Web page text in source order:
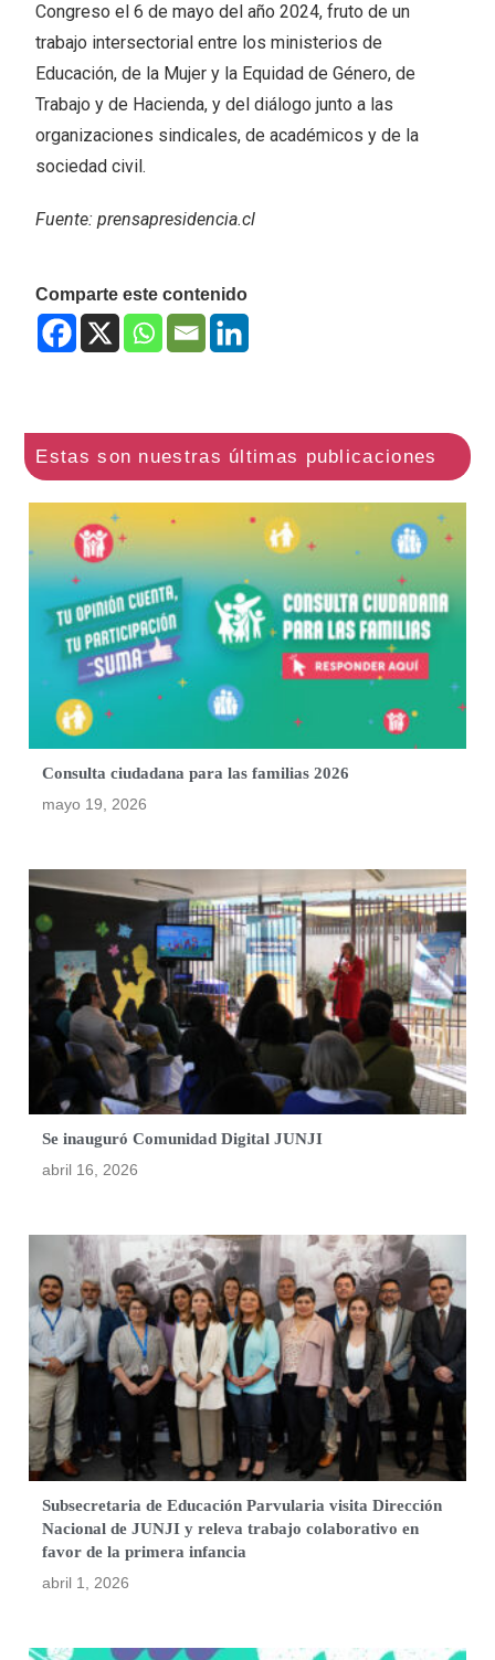
Congreso el 6 de mayo del año 2024, fruto de un
trabajo intersectorial entre los ministerios de
Educación, de la Mujer y la Equidad de Género, de
Trabajo y de Hacienda, y del diálogo junto a las
organizaciones sindicales, de académicos y de la
sociedad civil.
Fuente: prensapresidencia.cl
Comparte este contenido
Consulta ciudadana para las familias 2026
mayo 19, 2026
Se inauguró Comunidad Digital JUNJI
abril 16, 2026
Subsecretaria de Educación Parvularia visita Dirección
Nacional de JUNJI y releva trabajo colaborativo en
favor de la primera infancia
abril 1, 2026